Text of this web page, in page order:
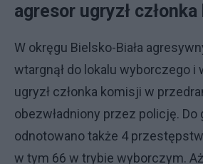
agresor ugryzł
W okręgu Bielsko-Biała
wtargnął do lokalu wyborczego i
ugryzł członka komisji w
obezwładniony przez policję. Do
odnotowano także 4
w tym 66 w trybie wyborczym.